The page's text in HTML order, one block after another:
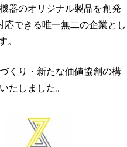
器のオリジナル製品を創発
できる唯一無二の企業とし
。
くり・新たな価値協創の構
たしました。